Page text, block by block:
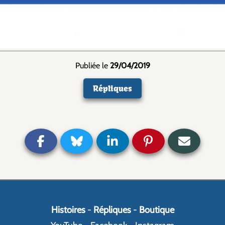
Publiée le 29/04/2019
Répliques
Histoires- Répliques- Boutique